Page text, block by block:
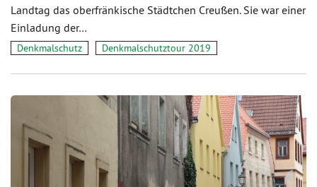
Landtag das oberfränkische Städtchen Creußen. Sie war einer
Einladung der…
Denkmalschutz Denkmalschutztour 2019